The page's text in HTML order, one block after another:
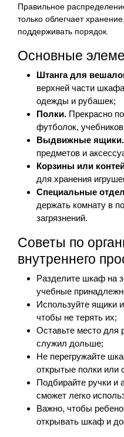
Правильное
только облегчает
поддерживать порядок.
Основные
Штанга для
верхней части
одежды и рубашек;
Полки. Прекрасно
футболок,
Выдвижные ящики.
предметов и
Корзины или
для хранения
Специальные
держать комнату в
загрязнений.
Советы по
внутреннего
Разделите шкаф на
учебные
Используйте ящики
чтобы не терять их;
Оставьте место
служил дольше;
Не перегружайте
открытые полки или
Подбирайте ручки и
сможет легко
Важно, чтобы
открывать шкаф и